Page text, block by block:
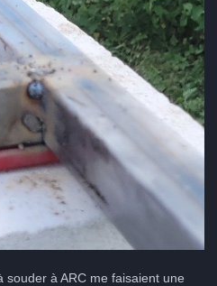
souder à ARC me faisaient une